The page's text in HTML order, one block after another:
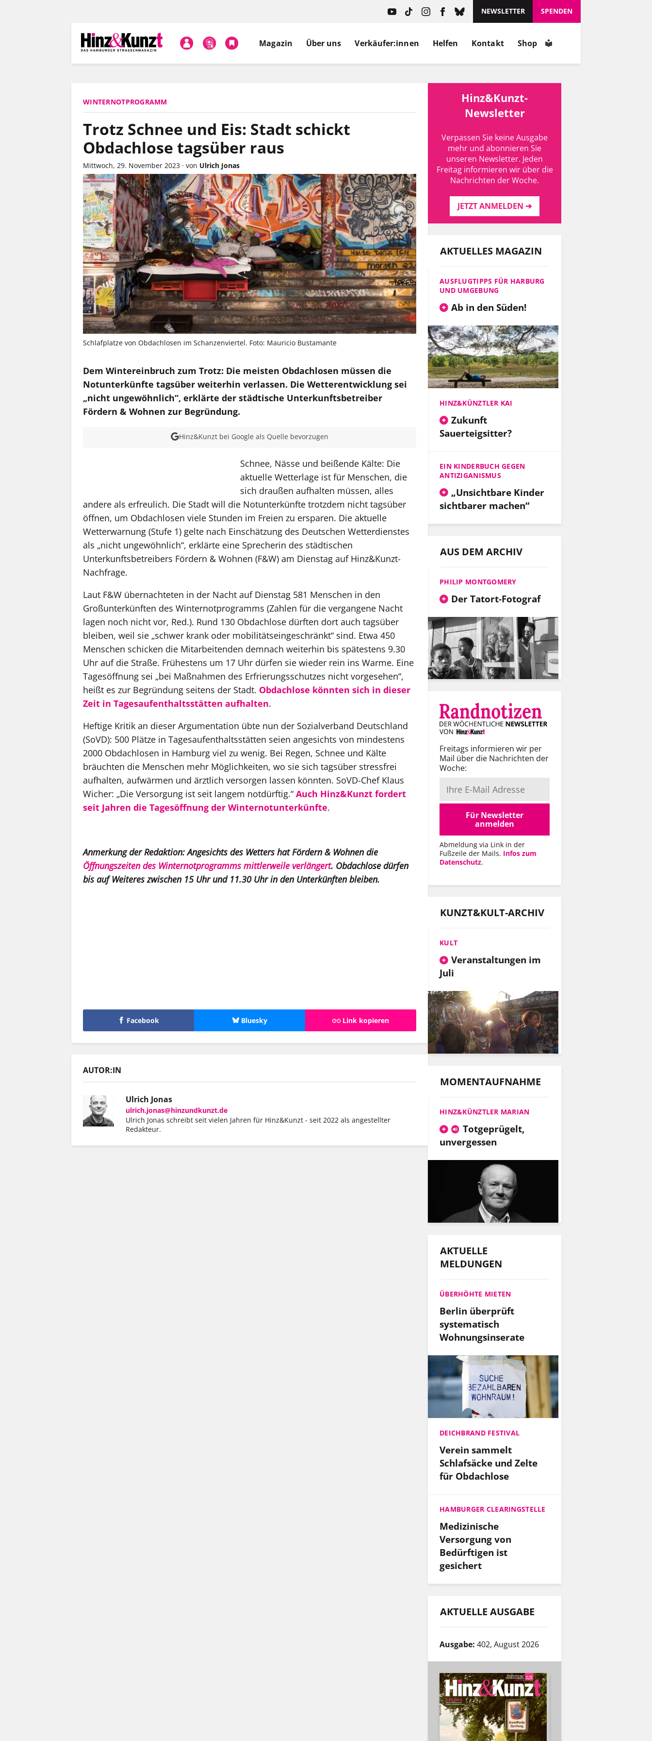
NEWSLETTER SPENDEN
Magazin Über uns Verkäufer:innen Helfen Kontakt Shop
WINTERNOTPROGRAMM
Trotz Schnee und Eis: Stadt schickt
Obdachlose tagsüber raus
Mittwoch, 29. November 2023 · von Ulrich Jonas
Schlafplatze von Obdachlosen im Schanzenviertel. Foto: Mauricio Bustamante
Dem Wintereinbruch zum Trotz: Die meisten Obdachlosen müssen die
Notunterkünfte tagsüber weiterhin verlassen. Die Wetterentwicklung sei
„nicht ungewöhnlich“, erklärte der städtische Unterkunftsbetreiber
Fördern & Wohnen zur Begründung.
Hinz&Kunzt bei Google als Quelle bevorzugen
Schnee, Nässe und beißende Kälte: Die
aktuelle Wetterlage ist für Menschen, die
sich draußen aufhalten müssen, alles
andere als erfreulich. Die Stadt will die Notunterkünfte trotzdem nicht tagsüber
öffnen, um Obdachlosen viele Stunden im Freien zu ersparen. Die aktuelle
Wetterwarnung (Stufe 1) gelte nach Einschätzung des Deutschen Wetterdienstes
als „nicht ungewöhnlich“, erklärte eine Sprecherin des städtischen
Unterkunftsbetreibers Fördern & Wohnen (F&W) am Dienstag auf Hinz&Kunzt-
Nachfrage.
Laut F&W übernachteten in der Nacht auf Dienstag 581 Menschen in den
Großunterkünften des Winternotprogramms (Zahlen für die vergangene Nacht
lagen noch nicht vor, Red.). Rund 130 Obdachlose dürften dort auch tagsüber
bleiben, weil sie „schwer krank oder mobilitätseingeschränkt“ sind. Etwa 450
Menschen schicken die Mitarbeitenden demnach weiterhin bis spätestens 9.30
Uhr auf die Straße. Frühestens um 17 Uhr dürfen sie wieder rein ins Warme. Eine
Tagesöffnung sei „bei Maßnahmen des Erfrierungsschutzes nicht vorgesehen“,
heißt es zur Begründung seitens der Stadt. Obdachlose könnten sich in dieser
Zeit in Tagesaufenthaltsstätten aufhalten.
Heftige Kritik an dieser Argumentation übte nun der Sozialverband Deutschland
(SoVD): 500 Plätze in Tagesaufenthaltsstätten seien angesichts von mindestens
2000 Obdachlosen in Hamburg viel zu wenig. Bei Regen, Schnee und Kälte
bräuchten die Menschen mehr Möglichkeiten, wo sie sich tagsüber stressfrei
aufhalten, aufwärmen und ärztlich versorgen lassen könnten. SoVD-Chef Klaus
Wicher: „Die Versorgung ist seit langem notdürftig.“ Auch Hinz&Kunzt fordert
seit Jahren die Tagesöffnung der Winternotunterkünfte.
Anmerkung der Redaktion: Angesichts des Wetters hat Fördern & Wohnen die
Öffnungszeiten des Winternotprogramms mittlerweile verlängert. Obdachlose dürfen
bis auf Weiteres zwischen 15 Uhr und 11.30 Uhr in den Unterkünften bleiben.
Facebook Bluesky Link kopieren
AUTOR:IN
Ulrich Jonas
ulrich.jonas@hinzundkunzt.de
Ulrich Jonas schreibt seit vielen Jahren für Hinz&Kunzt - seit 2022 als angestellter
Redakteur.
Hinz&Kunzt-
Newsletter
Verpassen Sie keine Ausgabe
mehr und abonnieren Sie
unseren Newsletter. Jeden
Freitag informieren wir über die
Nachrichten der Woche.
JETZT ANMELDEN ➔
AKTUELLES MAGAZIN
AUSFLUGTIPPS FÜR HARBURG
UND UMGEBUNG
Ab in den Süden!
HINZ&KÜNZTLER KAI
Zukunft
Sauerteigsitter?
EIN KINDERBUCH GEGEN
ANTIZIGANISMUS
„Unsichtbare Kinder
sichtbarer machen“
AUS DEM ARCHIV
PHILIP MONTGOMERY
Der Tatort-Fotograf
Freitags informieren wir per
Mail über die Nachrichten der
Woche:
Für Newsletter
anmelden
Abmeldung via Link in der
Fußzeile der Mails. Infos zum
Datenschutz.
KUNZT&KULT-ARCHIV
KULT
Veranstaltungen im
Juli
MOMENTAUFNAHME
HINZ&KÜNZTLER MARIAN
Totgeprügelt,
unvergessen
AKTUELLE
MELDUNGEN
ÜBERHÖHTE MIETEN
Berlin überprüft
systematisch
Wohnungsinserate
DEICHBRAND FESTIVAL
Verein sammelt
Schlafsäcke und Zelte
für Obdachlose
HAMBURGER CLEARINGSTELLE
Medizinische
Versorgung von
Bedürftigen ist
gesichert
AKTUELLE AUSGABE
Ausgabe: 402, August 2026